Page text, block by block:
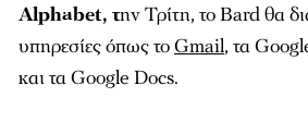
Alphabet, την Τρίτη, το Bard θα
υπηρεσίες όπως τοGmail, τα
και τα Google Docs.